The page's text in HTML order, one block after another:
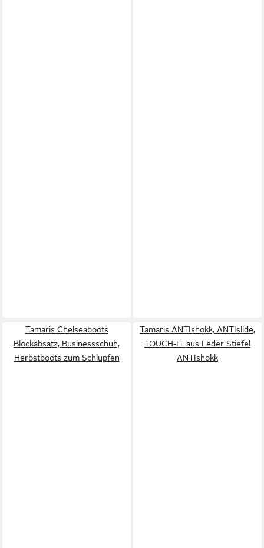
Tamaris Chelseaboots
Blockabsatz, Businessschuh,
Herbstboots zum Schlupfen
Tamaris ANTIshokk, ANTIslide,
TOUCH-IT aus Leder Stiefel
ANTIshokk